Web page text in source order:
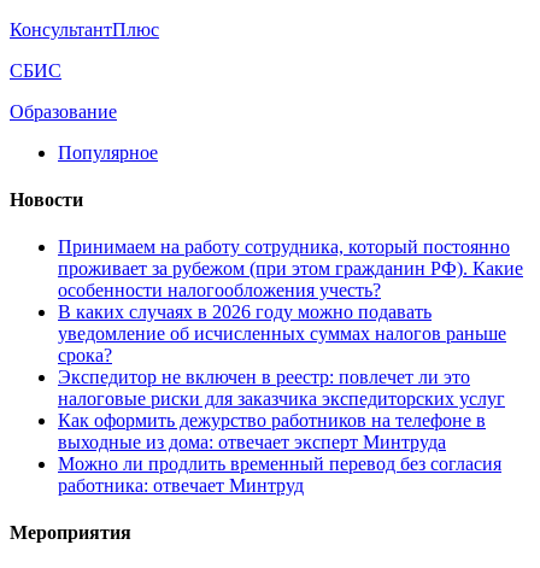
КонсультантПлюс
СБИС
Образование
Популярное
Новости
Принимаем на работу сотрудника, который постоянно
проживает за рубежом (при этом гражданин РФ). Какие
особенности налогообложения учесть?
В каких случаях в 2026 году можно подавать
уведомление об исчисленных суммах налогов раньше
срока?
Экспедитор не включен в реестр: повлечет ли это
налоговые риски для заказчика экспедиторских услуг
Как оформить дежурство работников на телефоне в
выходные из дома: отвечает эксперт Минтруда
Можно ли продлить временный перевод без согласия
работника: отвечает Минтруд
Мероприятия